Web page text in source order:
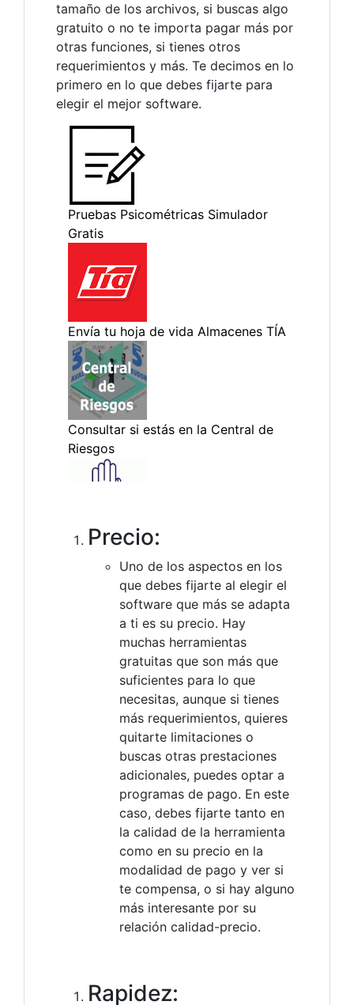
tamaño de los archivos, si buscas algo
gratuito o no te importa pagar más por
otras funciones, si tienes otros
requerimientos y más. Te decimos en lo
primero en lo que debes fijarte para
elegir el mejor software.
Precio:
Uno de los aspectos en los
que debes fijarte al elegir el
software que más se adapta
a ti es su precio. Hay
muchas herramientas
gratuitas que son más que
suficientes para lo que
necesitas, aunque si tienes
más requerimientos, quieres
quitarte limitaciones o
buscas otras prestaciones
adicionales, puedes optar a
programas de pago. En este
caso, debes fijarte tanto en
la calidad de la herramienta
como en su precio en la
modalidad de pago y ver si
te compensa, o si hay alguno
más interesante por su
relación calidad-precio.
Rapidez: